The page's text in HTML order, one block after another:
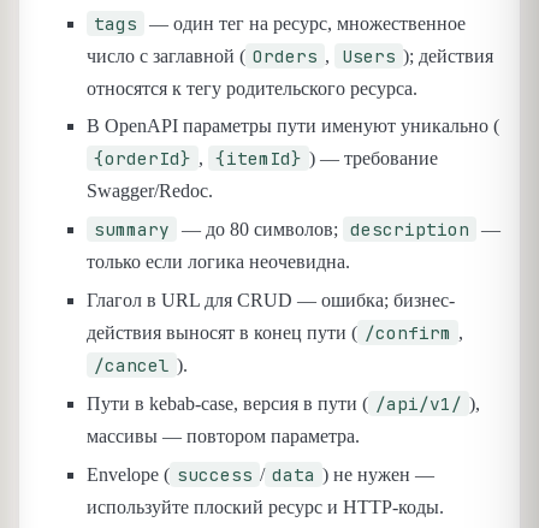
tags
— один тег на ресурс, множественное
число с заглавной ( Orders , Users ); действия
относятся к тегу родительского ресурса.
В OpenAPI параметры пути именуют уникально (
{orderId} , {itemId} ) — требование
Swagger/Redoc.
summary — до 80 символов; description
—
только если логика неочевидна.
Глагол в URL для CRUD — ошибка; бизнес-
действия выносят в конец пути ( /confirm ,
/cancel ).
Пути в kebab-case, версия в пути ( /api/v1/ ),
массивы — повтором параметра.
Envelope ( success / data ) не нужен —
используйте плоский ресурс и HTTP-коды.